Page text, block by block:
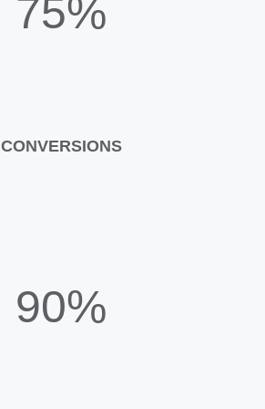
75%
CONVERSIONS
90%